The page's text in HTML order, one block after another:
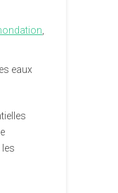
,
eaux